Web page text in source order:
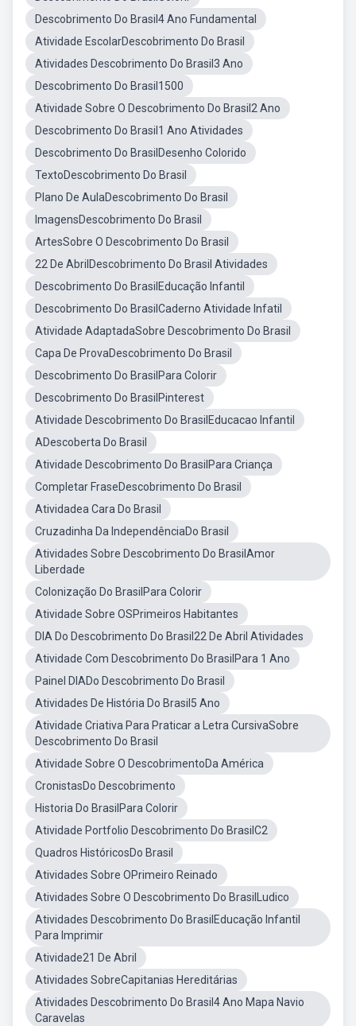
Descobrimento Do Brasil4 Ano Fundamental
Atividade EscolarDescobrimento Do Brasil
Atividades Descobrimento Do Brasil3 Ano
Descobrimento Do Brasil1500
Atividade Sobre O Descobrimento Do Brasil2 Ano
Descobrimento Do Brasil1 Ano Atividades
Descobrimento Do BrasilDesenho Colorido
TextoDescobrimento Do Brasil
Plano De AulaDescobrimento Do Brasil
ImagensDescobrimento Do Brasil
ArtesSobre O Descobrimento Do Brasil
22 De AbrilDescobrimento Do Brasil Atividades
Descobrimento Do BrasilEducação Infantil
Descobrimento Do BrasilCaderno Atividade Infatil
Atividade AdaptadaSobre Descobrimento Do Brasil
Capa De ProvaDescobrimento Do Brasil
Descobrimento Do BrasilPara Colorir
Descobrimento Do BrasilPinterest
Atividade Descobrimento Do BrasilEducacao Infantil
ADescoberta Do Brasil
Atividade Descobrimento Do BrasilPara Criança
Completar FraseDescobrimento Do Brasil
Atividadea Cara Do Brasil
Cruzadinha Da IndependênciaDo Brasil
Atividades Sobre Descobrimento Do BrasilAmor
Liberdade
Colonização Do BrasilPara Colorir
Atividade Sobre OSPrimeiros Habitantes
DIA Do Descobrimento Do Brasil22 De Abril Atividades
Atividade Com Descobrimento Do BrasilPara 1 Ano
Painel DIADo Descobrimento Do Brasil
Atividades De História Do Brasil5 Ano
Atividade Criativa Para Praticar a Letra CursivaSobre
Descobrimento Do Brasil
Atividade Sobre O DescobrimentoDa América
CronistasDo Descobrimento
Historia Do BrasilPara Colorir
Atividade Portfolio Descobrimento Do BrasilC2
Quadros HistóricosDo Brasil
Atividades Sobre OPrimeiro Reinado
Atividades Sobre O Descobrimento Do BrasilLudico
Atividades Descobrimento Do BrasilEducação Infantil
Para Imprimir
Atividade21 De Abril
Atividades SobreCapitanias Hereditárias
Atividades Descobrimento Do Brasil4 Ano Mapa Navio
Caravelas